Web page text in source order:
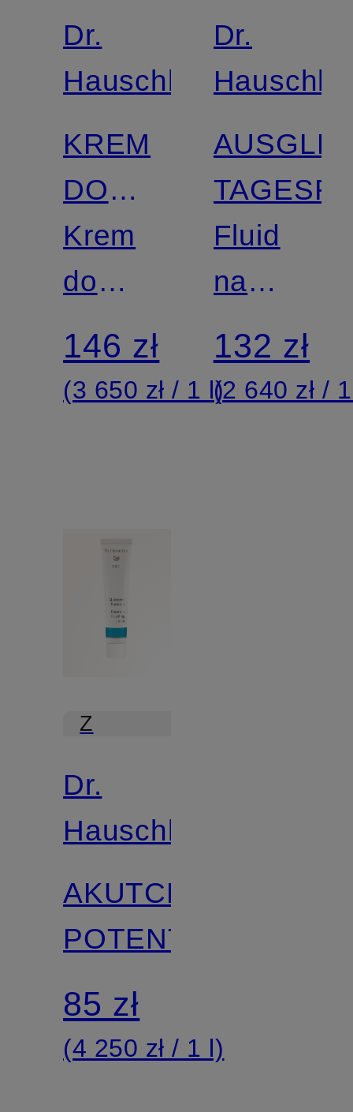
Dr.
Hauschka
KREM
DO
TWARZY
MITTAGSBLUME
Krem
do
twarzy
146 zł
(3 650 zł / 1 l)
Dr.
Hauschka
Fluid
na
dzień
132 zł
(2 640 zł /
Z
Dr.
Hauschka
AKUTCREME
POTENTILLA
85 zł
(4 250 zł / 1 l)